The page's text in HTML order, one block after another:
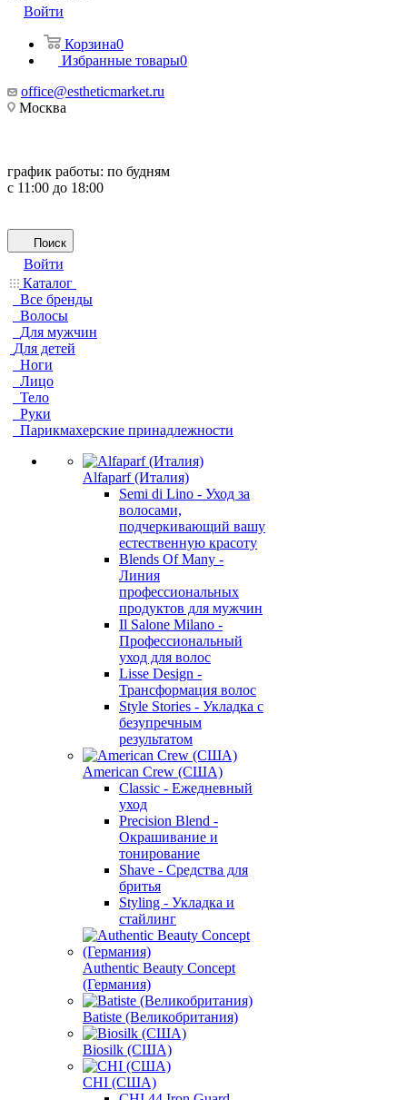
Войти
Корзина0
Избранные товары0
office@estheticmarket.ru
Москва
график работы: по будням
с 11:00 до 18:00
Поиск
Войти
Каталог
Все бренды
Волосы
Для мужчин
Для детей
Ноги
Лицо
Тело
Руки
Парикмахерские принадлежности
Alfaparf (Италия)
Semi di Lino - Уход за
волосами,
подчеркивающий вашу
естественную красоту
Blends Of Many -
Линия
профессиональных
продуктов для мужчин
Il Salone Milano -
Профессиональный
уход для волос
Lisse Design -
Трансформация волос
Style Stories - Укладка с
безупречным
результатом
American Crew (США)
Classic - Ежедневный
уход
Precision Blend -
Окрашивание и
тонирование
Shave - Средства для
бритья
Styling - Укладка и
стайлинг
Authentic Beauty Concept
(Германия)
Batiste (Великобритания)
Biosilk (США)
CHI (США)